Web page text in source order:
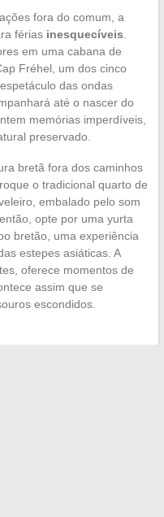
fora do comum, a
férias inesquecíveis
em uma cabana de
Fréhel, um dos cinco
das ondas
até o nascer do
memórias imperdíveis,
preservado.
bretã fora dos caminhos
o tradicional quarto de
embalado pelo som
opte por uma yurta
bretão, uma experiência
estepes asiáticas. A
oferece momentos de
assim que se
escondidos.